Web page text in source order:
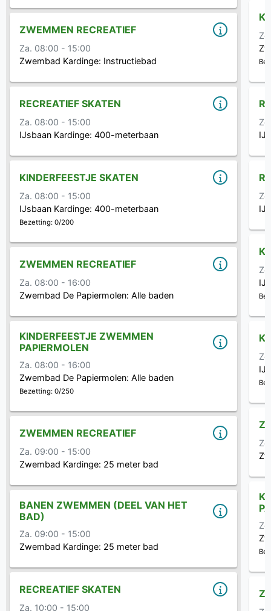
ZWEMMEN RECREATIEF
Za. 08:00 - 15:00
Zwembad Kardinge: Instructiebad
RECREATIEF SKATEN
Za. 08:00 - 15:00
IJsbaan Kardinge: 400-meterbaan
KINDERFEESTJE SKATEN
Za. 08:00 - 15:00
IJsbaan Kardinge: 400-meterbaan
Bezetting: 0/200
ZWEMMEN RECREATIEF
Za. 08:00 - 16:00
Zwembad De Papiermolen: Alle baden
KINDERFEESTJE ZWEMMEN
PAPIERMOLEN
Za. 08:00 - 16:00
Zwembad De Papiermolen: Alle baden
Bezetting: 0/250
ZWEMMEN RECREATIEF
Za. 09:00 - 15:00
Zwembad Kardinge: 25 meter bad
BANEN ZWEMMEN (DEEL VAN HET
BAD)
Za. 09:00 - 15:00
Zwembad Kardinge: 25 meter bad
RECREATIEF SKATEN
Za. 10:00 - 15:00